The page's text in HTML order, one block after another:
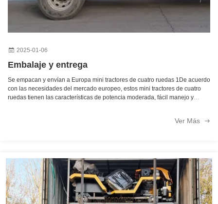
2025-01-06
Embalaje y entrega
Se empacan y envían a Europa mini tractores de cuatro ruedas 1De acuerdo
con las necesidades del mercado europeo, estos mini tractores de cuatro
ruedas tienen las características de potencia moderada, fácil manejo y
Ver Más